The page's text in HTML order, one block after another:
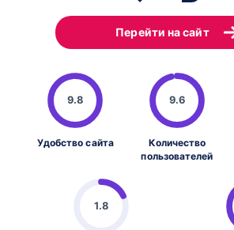
Перейти на сайт
9.8
Удобство сайта
9.6
Количество
пользователей
1.8